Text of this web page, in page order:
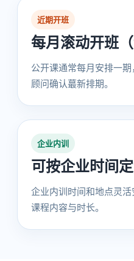
近期开班
每月滚动开班（
公开课通常每月安排一
顾问确认蕞新排期。
企业内训
可按企业时间
企业内训时间和地点灵
课程内容与时长。